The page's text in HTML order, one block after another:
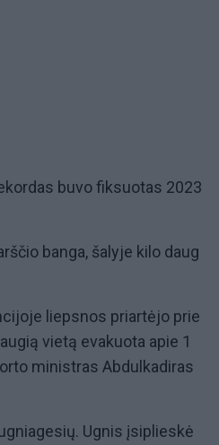
buvo fiksuotas 2023
banga, šalyje kilo daug
liepsnos priartėjo prie
vietą evakuota apie 1
ministras Abdulkadiras
Ugnis įsiplieskė